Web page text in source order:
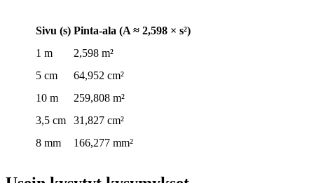
Sivu (s) Pinta-ala (A ≈ 2,598 × s²)
1 m
2,598 m²
5 cm
64,952 cm²
10 m
259,808 m²
3,5 cm
31,827 cm²
8 mm
166,277 mm²